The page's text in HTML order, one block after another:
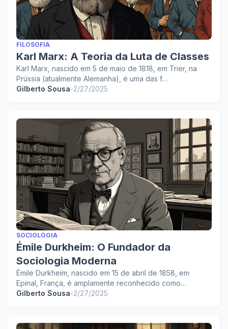
FILOSOFIA
Karl Marx: A Teoria da Luta de Classes
Karl Marx, nascido em 5 de maio de 1818, em Trier, na
Prússia (atualmente Alemanha), é uma das f…
Gilberto Sousa-2/27/2025
SOCIOLOGIA
Émile Durkheim: O Fundador da
Sociologia Moderna
Émile Durkheim, nascido em 15 de abril de 1858, em
Epinal, França, é amplamente reconhecido como…
Gilberto Sousa-2/27/2025